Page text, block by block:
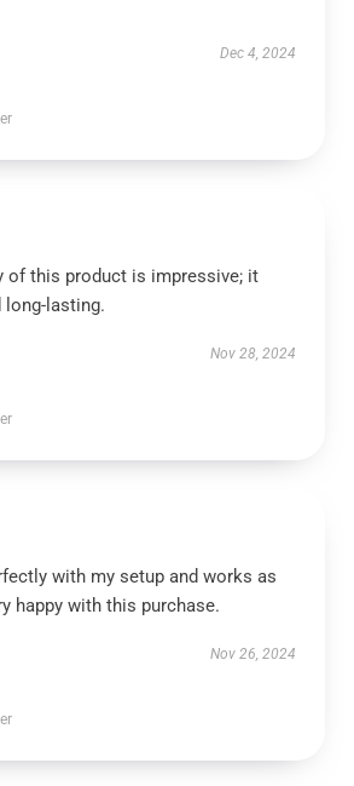
Dec 4, 2024
of this product is impressive; it
lasting.
Nov 28, 2024
with my setup and works as
happy with this purchase.
Nov 26, 2024